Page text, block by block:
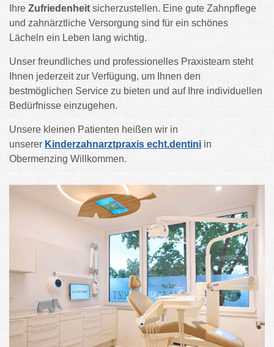
Ihre Zufriedenheit sicherzustellen. Eine gute Zahnpflege
und zahnärztliche Versorgung sind für ein schönes
Lächeln ein Leben lang wichtig.
Unser freundliches und professionelles Praxisteam steht
Ihnen jederzeit zur Verfügung, um Ihnen den
bestmöglichen Service zu bieten und auf Ihre individuellen
Bedürfnisse einzugehen.
Unsere kleinen Patienten heißen wir in
unserer Kinderzahnarztpraxis echt.dentini in
Obermenzing Willkommen.